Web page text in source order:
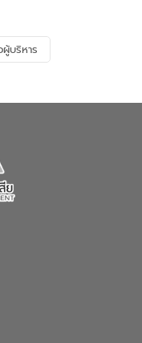
ละสร้างจิตสำนึกในการ
ดล้อม ในหัวข้อ “น้ำเสียชุมชน
ำเสียเบื้องต้น” โดยให้ความรู้
และผลกระทบของน้ำเสีย
บลบางเลน จังหวัดนครปฐม
ผู้บริหาร